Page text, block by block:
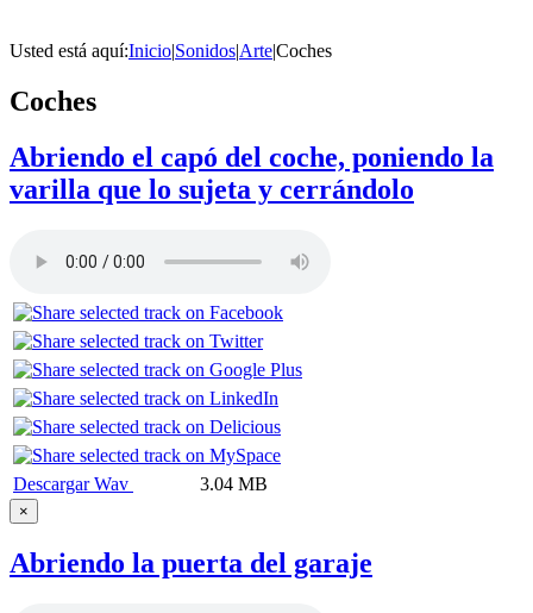
Usted está aquí:Inicio|Sonidos|Arte|Coches
Coches
Abriendo el capó del coche, poniendo la
varilla que lo sujeta y cerrándolo
Descargar Wav 3.04 MB
×
Abriendo la puerta del garaje